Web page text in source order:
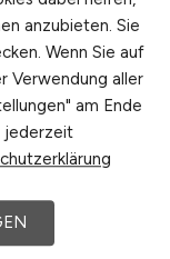
w/d)
anzubieten. Sie
Wenn Sie auf
Verwendung aller
am Ende
jederzeit